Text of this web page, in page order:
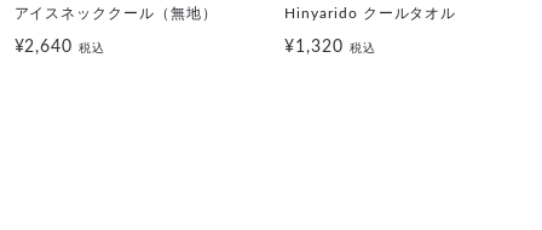
アイスネッククール（無地）
¥2,640税込
Hinyarido クールタオル
¥1,320 税込